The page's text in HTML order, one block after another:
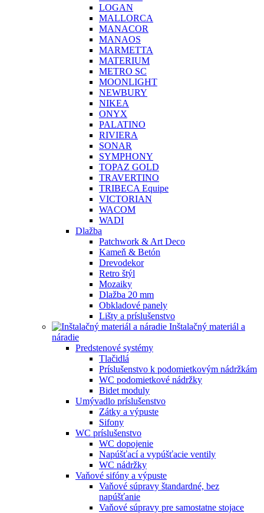
LOGAN
MALLORCA
MANACOR
MANAOS
MARMETTA
MATERIUM
METRO SC
MOONLIGHT
NEWBURY
NIKEA
ONYX
PALATINO
RIVIERA
SONAR
SYMPHONY
TOPAZ GOLD
TRAVERTINO
TRIBECA Equipe
VICTORIAN
WACOM
WADI
Dlažba
Patchwork & Art Deco
Kameň & Betón
Drevodekor
Retro štýl
Mozaiky
Dlažba 20 mm
Obkladové panely
Lišty a príslušenstvo
Inštalačný materiál a
náradie
Predstenové systémy
Tlačidlá
Príslušenstvo k podomietkovým nádržkám
WC podomietkové nádržky
Bidet moduly
Umývadlo príslušenstvo
Zátky a výpuste
Sifony
WC príslušenstvo
WC dopojenie
Napúšťací a vypúšťacie ventily
WC nádržky
Vaňové sifóny a výpuste
Vaňové súpravy štandardné, bez
napúšťanie
Vaňové súpravy pre samostatne stojace